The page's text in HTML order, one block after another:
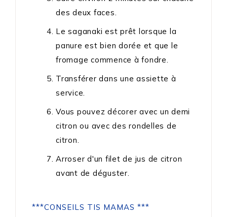
des deux faces.
Le saganaki est prêt lorsque la
panure est bien dorée et que le
fromage commence à fondre.
Transférer dans une assiette à
service.
Vous pouvez décorer avec un demi
citron ou avec des rondelles de
citron.
Arroser d'un filet de jus de citron
avant de déguster.
***CONSEILS TIS MAMAS ***